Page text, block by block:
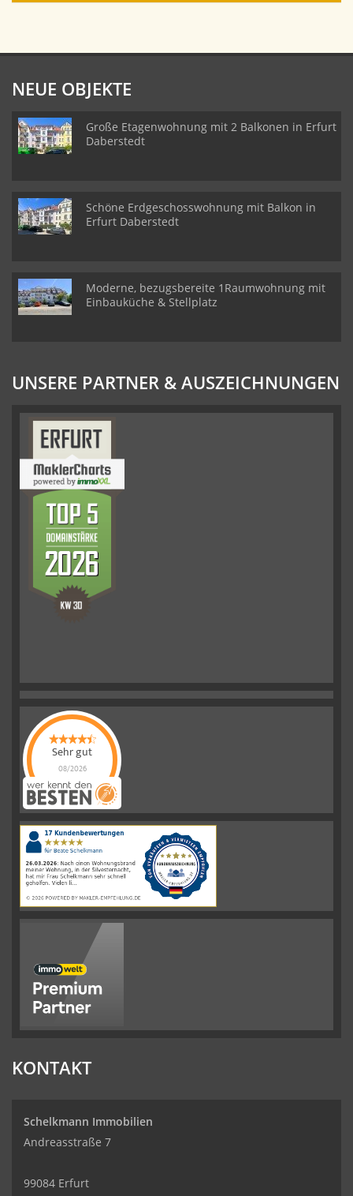
NEUE OBJEKTE
Große Etagenwohnung mit 2 Balkonen in Erfurt
Daberstedt
Schöne Erdgeschosswohnung mit Balkon in
Erfurt Daberstedt
Moderne, bezugsbereite 1Raumwohnung mit
Einbauküche & Stellplatz
UNSERE PARTNER & AUSZEICHNUNGEN
Sehr gut
08/2026
Schelkmann
Immobilienhat
|110Schelkmann
ImmobilienBewertungen
auf
werkenntdenBESTEN.de
KONTAKT
Schelkmann Immobilien
Andreasstraße 7
99084 Erfurt